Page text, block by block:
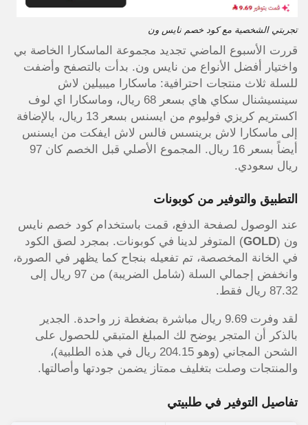
تجربتي الشخصية مع كود خصم نايس ون
قررت الأسبوع الماضي تجديد مجموعة الماسكارا الخاصة بي
واختيار أفضل الأنواع من نايس ون. بدأت بالتصفح وأضفت
للسلة ثلاث منتجات احترافية: ماسكارا ميبيلين لاش
سينسيشنال سكاي هاي بسعر 68 ريال، وماسكارا اي لوف
اكستريم كريزي فوليوم من ايسنس بسعر 13 ريال، بالإضافة
إلى ماسكارا لاش برينسس فالس لاش ايفكت من ايسنس
أيضاً بسعر 16 ريال. المجموع الأصلي قبل الخصم كان 97
ريال سعودي.
التطبيق والتوفير من كوبونات
عند الوصول لصفحة الدفع، قمت باستخدام كود خصم نايس
ون (GOLD) المتوفر لدينا في كوبونات. بمجرد لصق الكود
في الخانة المخصصة، تم تفعيله بنجاح كما يظهر في الصورة،
وانخفض إجمالي السلة (شامل الضريبة) من 97 ريال إلى
87.32 ريال فقط.
لقد وفرت 9.69 ريال مباشرة بضغطة زر واحدة. الجدير
بالذكر أن المتجر يوضح لك المبلغ المتبقي للحصول على
الشحن المجاني (وهو 204.15 ريال في هذه الطلبية)،
والمنتجات وصلت بتغليف ممتاز يضمن جودتها وأصالتها.
تفاصيل التوفير في طلبيتي